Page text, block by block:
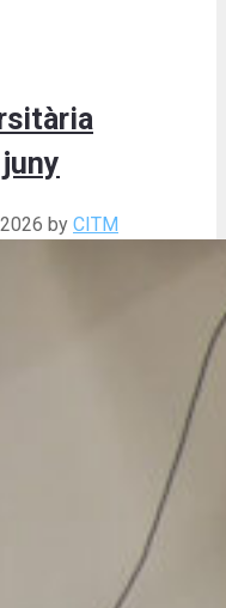
by CITM